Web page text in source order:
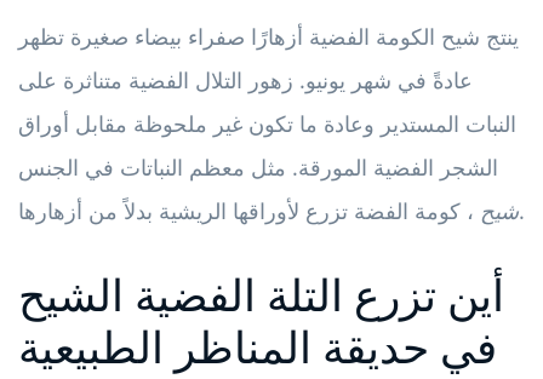
ينتج شيح الكومة الفضية أزهارًا صفراء بيضاء صغيرة تظهر
عادةً في شهر يونيو. زهور التلال الفضية متناثرة على
النبات المستدير وعادة ما تكون غير ملحوظة مقابل أوراق
الشجر الفضية المورقة. مثل معظم النباتات في الجنس
شيح، كومة الفضة تزرع لأوراقها الريشية بدلاً من أزهارها.
أين تزرع التلة الفضية الشيح
في حديقة المناظر الطبيعية